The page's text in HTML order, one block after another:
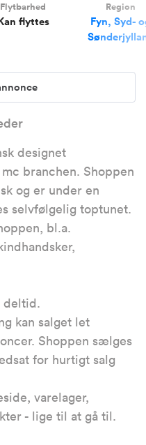
Flytbarhed
flyttes
Region
Fyn, Syd-
designet
branchen. Shoppen
og er under en
selvfølgelig toptunet.
bl.a.
deltid.
kan salget let
Shoppen sælges
for hurtigt salg
varelager,
- lige til at gå til.